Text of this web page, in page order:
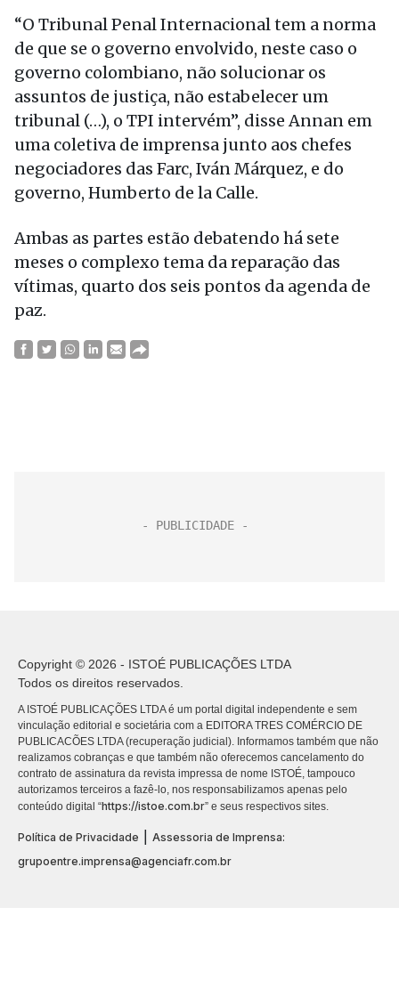
“O Tribunal Penal Internacional tem a norma
de que se o governo envolvido, neste caso o
governo colombiano, não solucionar os
assuntos de justiça, não estabelecer um
tribunal (…), o TPI intervém”, disse Annan em
uma coletiva de imprensa junto aos chefes
negociadores das Farc, Iván Márquez, e do
governo, Humberto de la Calle.
Ambas as partes estão debatendo há sete
meses o complexo tema da reparação das
vítimas, quarto dos seis pontos da agenda de
paz.
Copyright © 2026 - ISTOÉ PUBLICAÇÕES LTDA
Todos os direitos reservados.
A ISTOÉ PUBLICAÇÕES LTDA é um portal digital independente e sem
vinculação editorial e societária com a EDITORA TRES COMÉRCIO DE
PUBLICACÕES LTDA (recuperação judicial). Informamos também que não
realizamos cobranças e que também não oferecemos cancelamento do
contrato de assinatura da revista impressa de nome ISTOÉ, tampouco
autorizamos terceiros a fazê-lo, nos responsabilizamos apenas pelo
conteúdo digital “https://istoe.com.br” e seus respectivos sites.
Política de Privacidade
Assessoria de Imprensa:
grupoentre.imprensa@agenciafr.com.br